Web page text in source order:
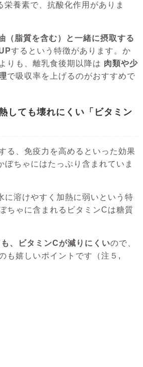
栄養素で、抗酸化作用がありま
（脂質を含む）と一緒に摂取する
するという特徴があります。か
りも、離乳食後期以降は 肉類や少
で吸収率を上げるのがおすすめで
しても壊れにくい「ビタミン
る、免疫力を高めるといった効果
ぼちゃにはたっぷり含まれていま
に溶けやすく加熱に弱いという特
ちゃに含まれるビタミンCは糖質
、ビタミンCが減りにくいので、
も嬉しいポイントです（注５,